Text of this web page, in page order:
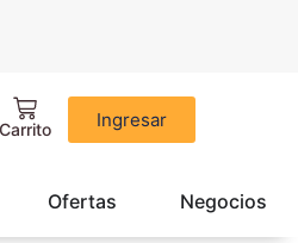
Ingresar
Ofertas Negocios